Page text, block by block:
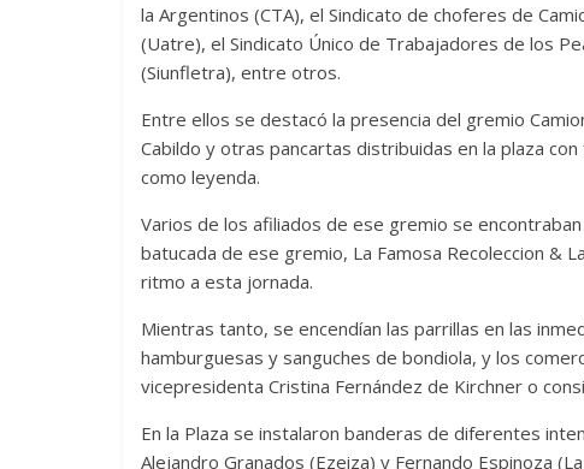
la Argentinos (CTA), el Sindicato de choferes de
(Uatre), el Sindicato Único de Trabajadores de los
(Siunfletra), entre otros.
Entre ellos se destacó la presencia del gremio
Cabildo y otras pancartas distribuidas en la plaza
como leyenda.
Varios de los afiliados de ese gremio se
batucada de ese gremio, La Famosa Recoleccion &
ritmo a esta jornada.
Mientras tanto, se encendían las parrillas en las
hamburguesas y sanguches de bondiola, y los
vicepresidenta Cristina Fernández de Kirchner o
En la Plaza se instalaron banderas de diferentes
Alejandro Granados (Ezeiza) y Fernando Espinoza